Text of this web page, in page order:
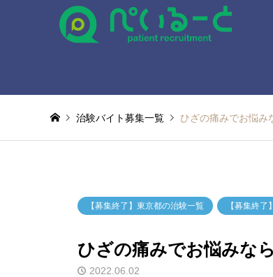
治験バイト募集一覧 ひざの痛みでお悩み
【募集終了】東京都の治験一覧 【募集終
ひざの痛みでお悩みな
2022.06.02